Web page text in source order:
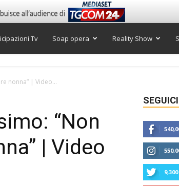
Tv Soap opera Reality Show
nonna” | Video...
“Non
| Video
9,300